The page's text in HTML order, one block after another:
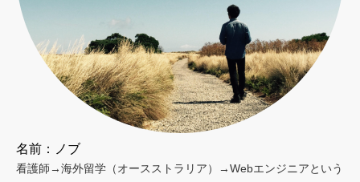
名前：ノブ
看護師→海外留学（オースストラリア）→Webエンジニアという